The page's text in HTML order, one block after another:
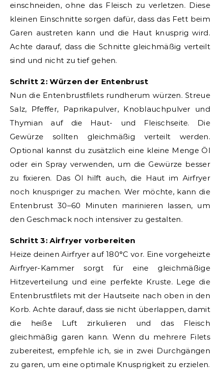
einschneiden, ohne das Fleisch zu verletzen. Diese
kleinen Einschnitte sorgen dafür, dass das Fett beim
Garen austreten kann und die Haut knusprig wird.
Achte darauf, dass die Schnitte gleichmäßig verteilt
sind und nicht zu tief gehen.
Schritt 2: Würzen der Entenbrust
Nun die Entenbrustfilets rundherum würzen. Streue
Salz, Pfeffer, Paprikapulver, Knoblauchpulver und
Thymian auf die Haut- und Fleischseite. Die
Gewürze sollten gleichmäßig verteilt werden.
Optional kannst du zusätzlich eine kleine Menge Öl
oder ein Spray verwenden, um die Gewürze besser
zu fixieren. Das Öl hilft auch, die Haut im Airfryer
noch knuspriger zu machen. Wer möchte, kann die
Entenbrust 30–60 Minuten marinieren lassen, um
den Geschmack noch intensiver zu gestalten.
Schritt 3: Airfryer vorbereiten
Heize deinen Airfryer auf 180°C vor. Eine vorgeheizte
Airfryer-Kammer sorgt für eine gleichmäßige
Hitzeverteilung und eine perfekte Kruste. Lege die
Entenbrustfilets mit der Hautseite nach oben in den
Korb. Achte darauf, dass sie nicht überlappen, damit
die heiße Luft zirkulieren und das Fleisch
gleichmäßig garen kann. Wenn du mehrere Filets
zubereitest, empfehle ich, sie in zwei Durchgängen
zu garen, um eine optimale Knusprigkeit zu erzielen.